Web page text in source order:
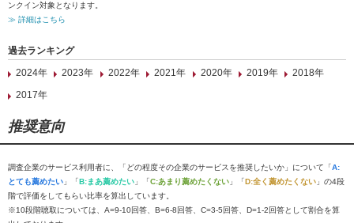
ンクイン対象となります。
≫ 詳細はこちら
過去ランキング
2024年
2023年 2022年 2021年 2020年 2019年
2018年
2017年
推奨意向
調査企業のサービス利用者に、「どの程度その企業のサービスを推奨したいか」について「A:
とても薦めたい 」「B:まあ薦めたい 」「C:あまり薦めたくない 」「D:全く薦めたくない 」の4段
階で評価をしてもらい比率を算出しています。
※10段階聴取については、A=9-10回答、B=6-8回答、C=3-5回答、D=1-2回答として割合を算